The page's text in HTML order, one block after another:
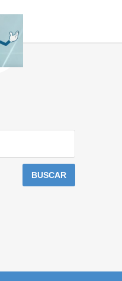
BUSCAR